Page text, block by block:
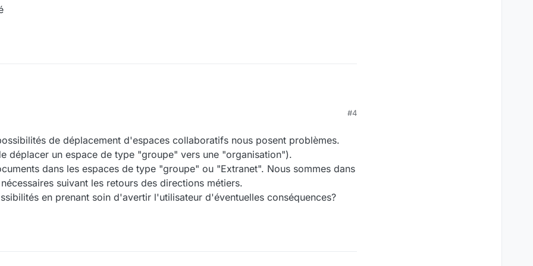
#4
de déplacement d'espaces collaboratifs nous posent problèmes.
déplacer un espace de type "groupe" vers une "organisation").
dans les espaces de type "groupe" ou "Extranet". Nous sommes dans
suivant les retours des directions métiers.
en prenant soin d'avertir l'utilisateur d'éventuelles conséquences?